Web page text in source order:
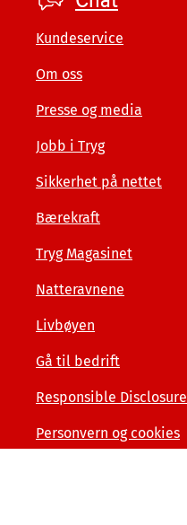
private
Kundeservice
Om oss
Presse og media
Jobb i Tryg
Sikkerhet på nettet
Bærekraft
Tryg Magasinet
Natteravnene
Livbøyen
Gå til bedrift
Responsible Disclosure
Personvern og cookies